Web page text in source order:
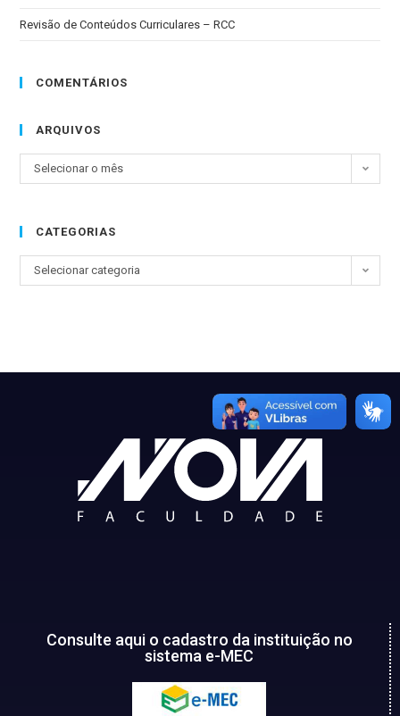
Revisão de Conteúdos Curriculares – RCC
COMENTÁRIOS
ARQUIVOS
Selecionar o mês
CATEGORIAS
Selecionar categoria
Consulte aqui o cadastro da instituição no
sistema e-MEC